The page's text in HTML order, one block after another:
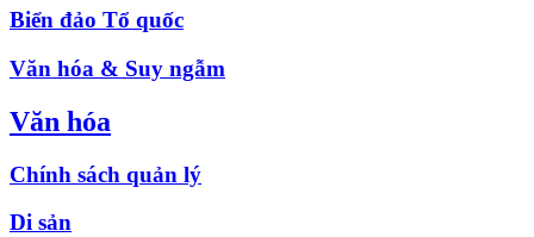
Biển đảo Tổ quốc
Văn hóa & Suy ngẫm
Văn hóa
Chính sách quản lý
Di sản